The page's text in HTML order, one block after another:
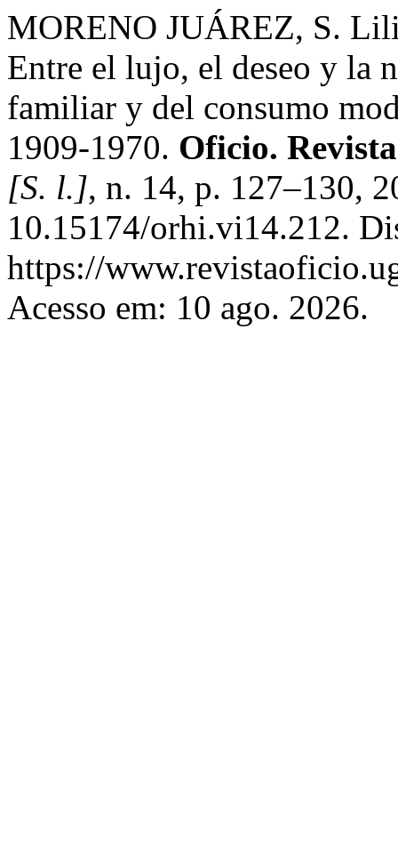
MORENO JUÁREZ, S.
Entre el lujo, el deseo y la
familiar y del consumo
1909-1970. Oficio.
[S. l.], n. 14, p. 127–130,
10.15174/orhi.vi14.212.
https://
Acesso em: 10 ago. 2026.